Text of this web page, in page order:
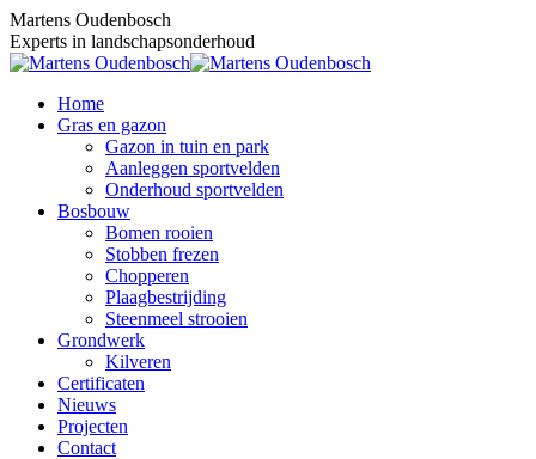
Skip
to
content
Martens Oudenbosch
Experts in landschapsonderhoud
Home
Gras en gazon
Gazon in tuin en park
Aanleggen sportvelden
Onderhoud sportvelden
Bosbouw
Bomen rooien
Stobben frezen
Chopperen
Plaagbestrijding
Steenmeel strooien
Grondwerk
Kilveren
Certificaten
Nieuws
Projecten
Contact